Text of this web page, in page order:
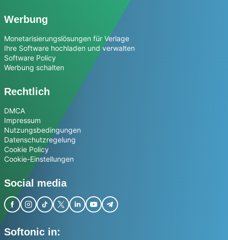
Werbung
Monetarisierungslösungen für Verlage
Ihre Software hochladen und verwalten
Software Policy
Werbung schalten
Rechtlich
DMCA
Impressum
Nutzungsbedingungen
Datenschutzregelung
Cookie Policy
Cookie-Einstellungen
Social media
Softonic in: